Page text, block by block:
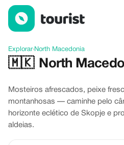
Descubra North Macedonia
Explorar›North Macedonia
🇲🇰 North
Mosteiros afrescados, peixe
montanhosas — caminhe pelo
horizonte eclético de Skopje e
aldeias.